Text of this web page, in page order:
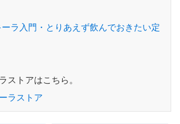
ラ入門・とりあえず飲んでおきたい定
ストアはこちら。
ラストア